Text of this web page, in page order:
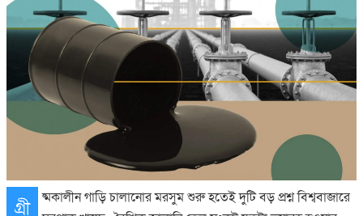
গ্রী
ষ্মকালীন গাড়ি চালানোর মরসুম শুরু হতেই দুটি বড় প্রশ্ন বিশ্ববাজারে